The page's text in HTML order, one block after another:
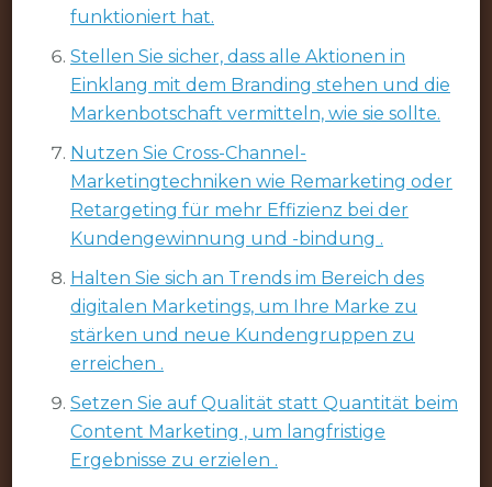
funktioniert hat.
Stellen Sie sicher, dass alle Aktionen in
Einklang mit dem Branding stehen und die
Markenbotschaft vermitteln, wie sie sollte.
Nutzen Sie Cross-Channel-
Marketingtechniken wie Remarketing oder
Retargeting für mehr Effizienz bei der
Kundengewinnung und -bindung .
Halten Sie sich an Trends im Bereich des
digitalen Marketings, um Ihre Marke zu
stärken und neue Kundengruppen zu
erreichen .
Setzen Sie auf Qualität statt Quantität beim
Content Marketing , um langfristige
Ergebnisse zu erzielen .